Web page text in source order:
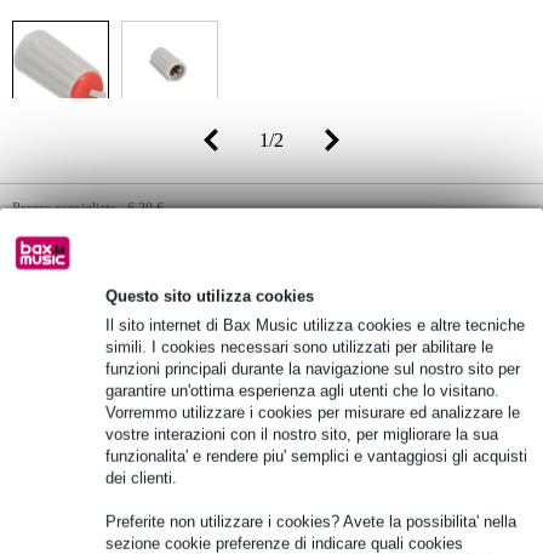
Questo sito utilizza cookies
Il sito internet di Bax Music utilizza cookies e altre tecniche
simili. I cookies necessari sono utilizzati per abilitare le
funzioni principali durante la navigazione sul nostro sito per
garantire un'ottima esperienza agli utenti che lo visitano.
Vorremmo utilizzare i cookies per misurare ed analizzare le
vostre interazioni con il nostro sito, per migliorare la sua
funzionalita' e rendere piu' semplici e vantaggiosi gli acquisti
dei clienti.
Preferite non utilizzare i cookies? Avete la possibilita' nella
sezione cookie preferenze di indicare quali cookies
1/2
Prezzo consigliato 6,30 €
2,18 €
Disponibilità online
Disponibile
Ancora 3 in stock nel nostro magazzino
10% DI SCONTO EXTRA
CON IL CODICE: EXTRA10